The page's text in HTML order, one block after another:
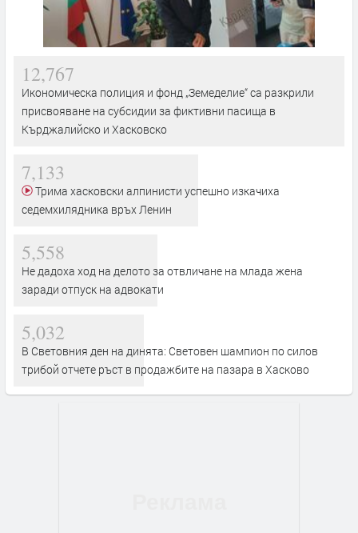
12,767
Икономическа полиция и фонд „Земеделие“ са разкрили
присвояване на субсидии за фиктивни пасища в
Кърджалийско и Хасковско
7,133
седемхилядника връх Ленин
5,558
Не дадоха ход на делото за отвличане на млада жена
заради отпуск на адвокати
5,032
В Световния ден на динята: Световен шампион по силов
трибой отчете ръст в продажбите на пазара в Хасково